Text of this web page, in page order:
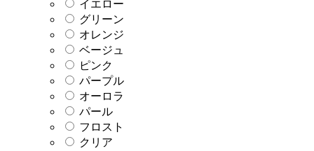
イエロー
グリーン
オレンジ
ベージュ
ピンク
パープル
オーロラ
パール
フロスト
クリア